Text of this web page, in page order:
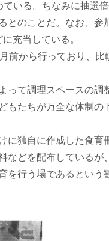
いる。ちなみに抽選
とのことだ。なお、参
充当している。
前から行っており、比
て調理スペースの調
たちが万全な体制の
に独自に作成した食
などを配布しているが
を行う場であるという